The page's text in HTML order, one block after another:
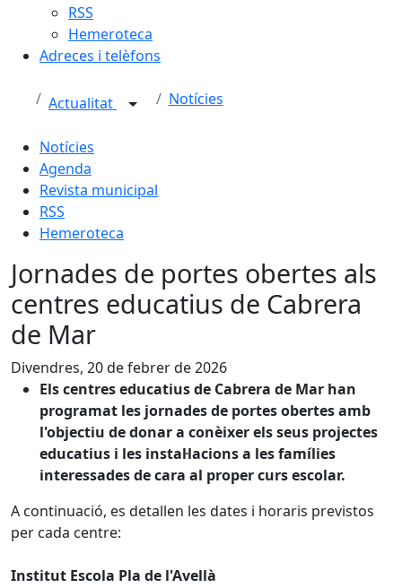
RSS
Hemeroteca
Adreces i telèfons
Actualitat Notícies
Notícies
Agenda
Revista municipal
RSS
Hemeroteca
Jornades de portes obertes als
centres educatius de Cabrera
de Mar
Divendres, 20 de febrer de 2026
Els centres educatius de Cabrera de Mar han
programat les jornades de portes obertes amb
l'objectiu de donar a conèixer els seus projectes
educatius i les instal·lacions a les famílies
interessades de cara al proper curs escolar.
A continuació, es detallen les dates i horaris previstos
per cada centre:
Institut Escola Pla de l'Avellà